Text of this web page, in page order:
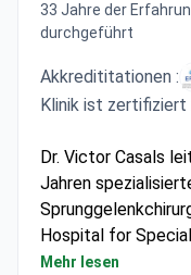
33 Jahre der
durchgeführt
Akkredititationen :
Klinik ist zertifiziert
Dr. Victor Casals
Jahren
Hospital for
hat. Das JCI-
Mehr lesen